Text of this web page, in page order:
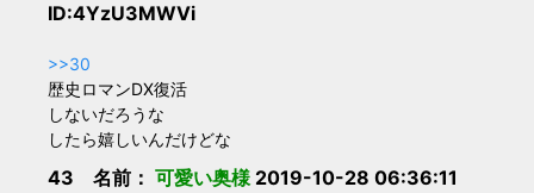
ID:4YzU3MWVi
>>30
歴史ロマンDX復活
しないだろうな
したら嬉しいんだけどな
43 名前： 可愛い奥様2019-10-28 06:36:11